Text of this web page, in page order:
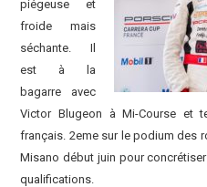
piégeuse et
froide mais
séchante. Il
est à la
bagarre avec
Victor Blugeon à Mi-Course et
français. 2eme sur le podium des
Misano début juin pour
qualifications.